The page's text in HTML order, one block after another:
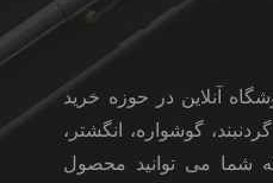
آنلاین در حوزه خرید
گوشواره، انگشتر،
شما می توانید محصول